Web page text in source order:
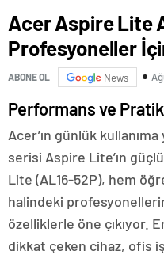
Acer Aspire Lite
Profesyoneller
ABONE OL News
Performans ve
Acer’ın günlük
serisi Aspire Lite’ın
Lite (AL16-52P), hem
halindeki
özelliklerle öne çıkıyor.
dikkat çeken cihaz, ofis